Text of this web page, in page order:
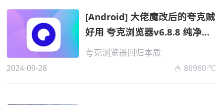
[Android] 大佬魔改后的夸克贼
好用 夸克浏览器v6.8.8 纯净魔
改版...
夸克浏览器回归本质
2024-09-28 86960 ℃